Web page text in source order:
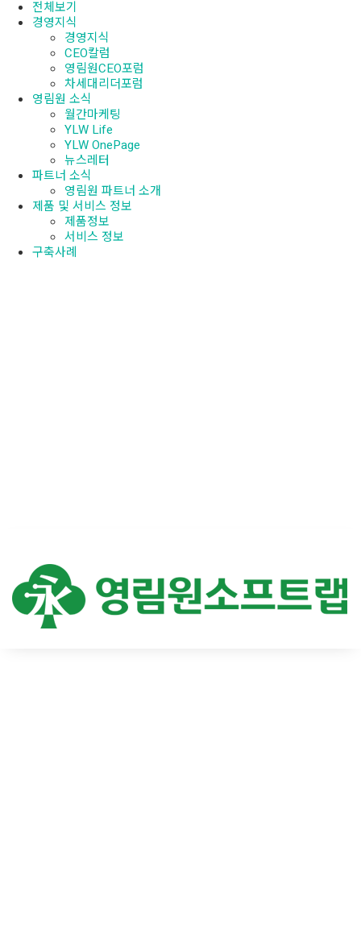
전체보기
경영지식
경영지식
CEO칼럼
영림원CEO포럼
차세대리더포럼
영림원 소식
월간마케팅
YLW Life
YLW OnePage
뉴스레터
파트너 소식
영림원 파트너 소개
제품 및 서비스 정보
제품정보
서비스 정보
구축사례